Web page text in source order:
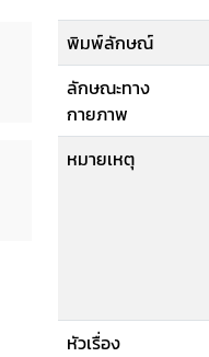
พิมพ์ลักษณ์
ลักษณะทาง
กายภาพ
หมายเหตุ
หัวเรื่อง